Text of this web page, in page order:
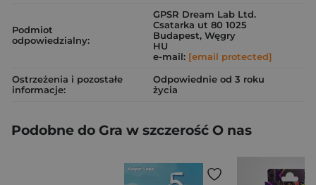
Podmiot
odpowiedzialny:
GPSR Dream Lab Ltd.
Csatarka ut 80 1025
Budapest, Węgry
HU
e-mail: [email protected]
Ostrzeżenia i pozostałe
informacje:
Odpowiednie od 3 roku
życia
Podobne do Gra w szczerość O nas